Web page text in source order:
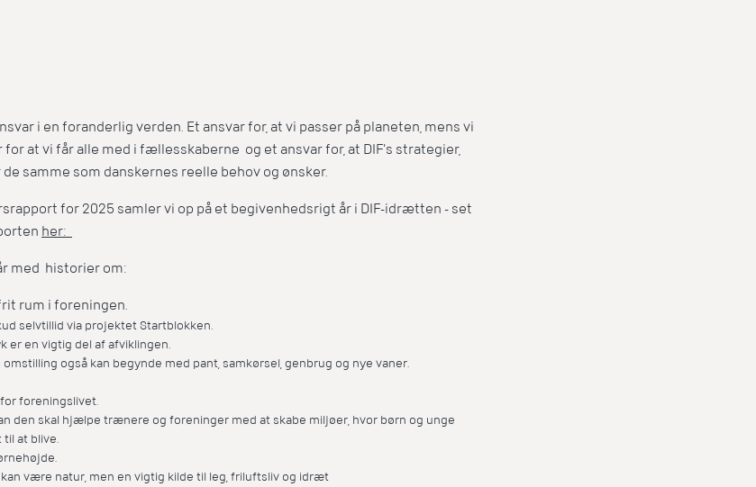
i en foranderlig verden. Et ansvar for, at vi passer på planeten, mens vi
at vi får alle med i fællesskaberne og et ansvar for, at DIF's strategier,
samme som danskernes reelle behov og ønsker.
for 2025 samler vi op på et begivenhedsrigt år i DIF-idrætten - set
her:
med historier om:
rum i foreningen.
selvtillid via projektet Startblokken.
er en vigtig del af afviklingen.
også kan begynde med pant, samkørsel, genbrug og nye vaner.
foreningslivet.
den skal hjælpe trænere og foreninger med at skabe miljøer, hvor børn og unge
at blive.
være natur, men en vigtig kilde til leg, friluftsliv og idræt